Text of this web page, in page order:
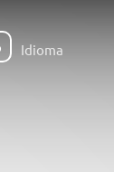
Idioma